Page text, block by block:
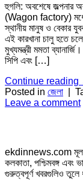
হুগলি: অবশেষে জল্পনার
(Wagon factory) মধ্যে
স্থানীয় মানুষ ও বেকার
এই কারখানা চালু হতে
মুখ্যমন্ত্রী মমতা
সিপি এবং […]
Continue reading
Posted in জেলা
Leave a comment
ekdinnews.com মূলত
কলকাতা, পশ্চিমবঙ্গ এবং
গুরুত্বপূর্ণ খবরগুলিও তুলে